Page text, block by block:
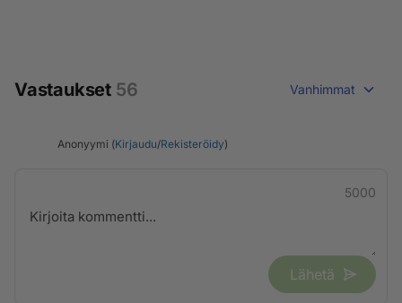
Vastaukset 56 Vanhimmat
Anonyymi (Kirjaudu/Rekisteröidy)
5000
Lähetä